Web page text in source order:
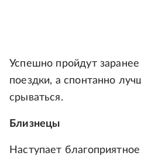
Успешно пройдут
поездки, а спонтанно
срываться.
Близнецы
Наступает